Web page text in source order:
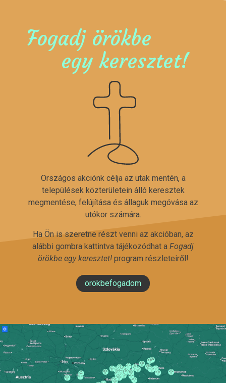
Fogadj örökbe
egy keresztet!
Országos akciónk célja az utak mentén, a
települések közterületein álló keresztek
megmentése, felújítása és állaguk megóvása az
utókor számára.
Ha Ön is szeretne részt venni az akcióban, az
alábbi gombra kattintva tájékozódhat a Fogadj
örökbe egy keresztet!program részleteiről!
örökbefogadom